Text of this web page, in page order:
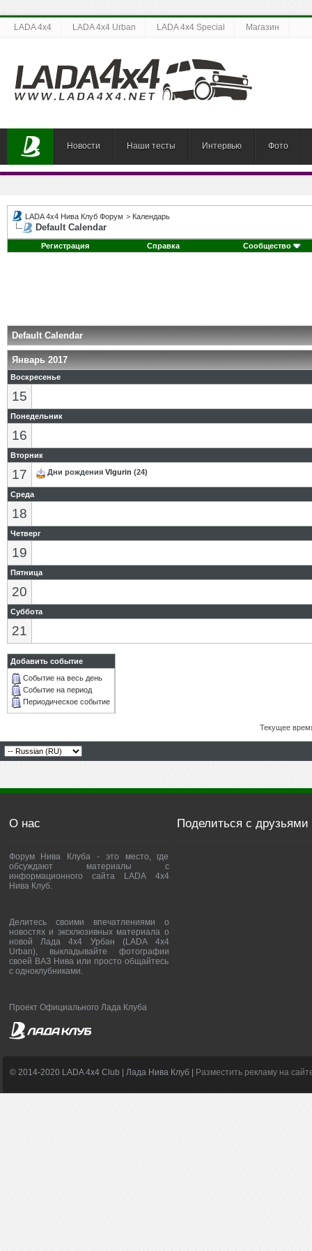
LADA 4x4 LADA 4x4 Urban LADA 4x4 Special Магазин
Новости Наши тесты Интервью Фото
LADA 4x4 Нива Клуб Форум > Календарь
Default Calendar
Регистрация Справка Сообщество
Default Calendar
Январь 2017
Воскресенье
15
Понедельник
16
Вторник
17 Дни рождения Vlgurin (24)
Среда
18
Четверг
19
Пятница
20
Суббота
21
Добавить событие
Событие на весь день
Событие на период
Периодическое событие
Текущее
О нас
Форум Нива Клуба - это место, где
обсуждают материалы с
информационного сайта LADA 4x4
Нива Клуб.
Делитесь своими впечатлениями о
новостях и эксклюзивных материала о
новой Лада 4х4 Урбан (LADA 4x4
Urban), выкладывайте фотографии
своей ВАЗ Нива или просто общайтесь
с одноклубниками.
Проект Официального Лада Клуба
Поделиться с друзьями
© 2014-2020 LADA 4x4 Club | Лада Нива Клуб | Разместить рекламу на